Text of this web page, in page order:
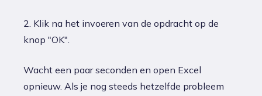
2. Klik na het invoeren van de opdracht op de
knop "OK".
Wacht een paar seconden en open Excel
opnieuw. Als je nog steeds hetzelfde probleem